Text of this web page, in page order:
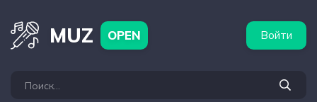
MUZ OPEN Войти
артисты Популярные подборки